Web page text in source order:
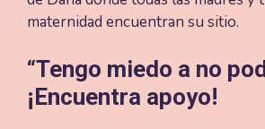
maternidad encuentran su sitio.
“Tengo miedo a no
¡Encuentra apoyo!